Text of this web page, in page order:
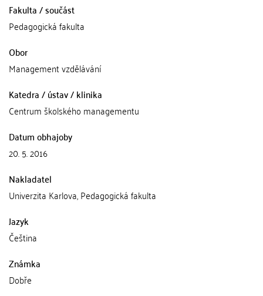
Fakulta / součást
Pedagogická fakulta
Obor
Management vzdělávání
Katedra / ústav / klinika
Centrum školského managementu
Datum obhajoby
20. 5. 2016
Nakladatel
Univerzita Karlova, Pedagogická fakulta
Jazyk
Čeština
Známka
Dobře